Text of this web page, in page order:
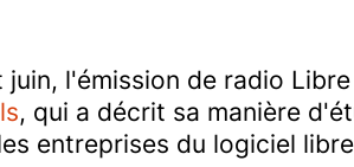
juin, l'émission de radio
, qui a décrit sa manière
entreprises du logiciel